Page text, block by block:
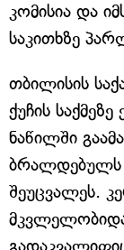
კომისია და
საკითხზე
თბილისის
ქუჩის
ნაწილში
ბრალდებულს
შეუცვალეს.